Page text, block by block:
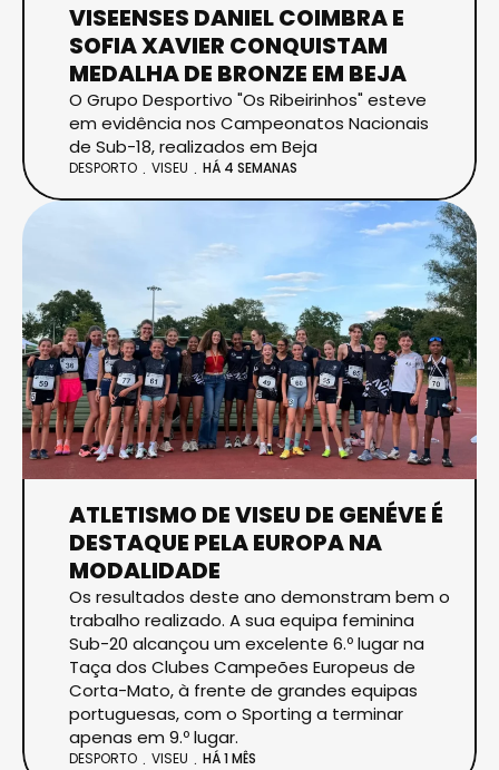
VISEENSES DANIEL COIMBRA E
SOFIA XAVIER CONQUISTAM
MEDALHA DE BRONZE EM BEJA
O Grupo Desportivo "Os Ribeirinhos" esteve
em evidência nos Campeonatos Nacionais
de Sub-18, realizados em Beja
DESPORTO VISEU HÁ 4 SEMANAS
ATLETISMO DE VISEU DE GENÉVE É
DESTAQUE PELA EUROPA NA
MODALIDADE
Os resultados deste ano demonstram bem o
trabalho realizado. A sua equipa feminina
Sub-20 alcançou um excelente 6.º lugar na
Taça dos Clubes Campeões Europeus de
Corta-Mato, à frente de grandes equipas
portuguesas, com o Sporting a terminar
apenas em 9.º lugar.
DESPORTO VISEU HÁ 1 MÊS